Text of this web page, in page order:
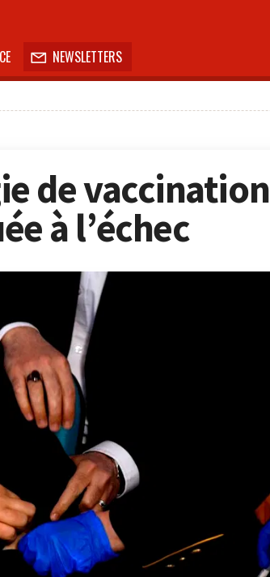
 NEWSLETTERS
de vaccination
à l’échec